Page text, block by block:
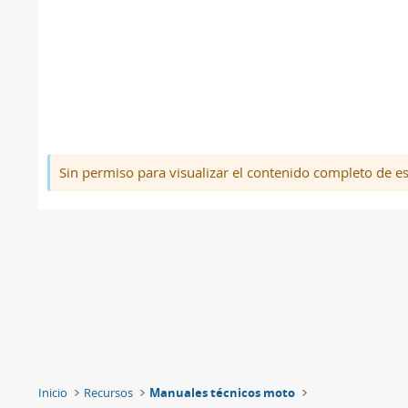
Sin permiso para visualizar el contenido completo de
Inicio Recursos Manuales técnicos moto